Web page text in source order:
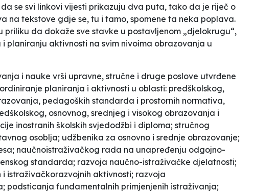
se svi linkovi vijesti prikazuju dva puta, tako da je riječ o
na tekstove gdje se, tu i tamo, spomene ta neka poplava.
priliku da dokaže sve stavke u postavljenom „djelokrugu“,
planiranju aktivnosti na svim nivoima obrazovanja u
i nauke vrši upravne, stručne i druge poslove utvrđene
planiranja i aktivnosti u oblasti: predškolskog,
pedagoških standarda i prostornih normativa,
osnovnog, srednjeg i visokog obrazovanja i
inostranih školskih svjedodžbi i diploma; stručnog
osoblja; udžbenika za osnovno i srednje obrazovanje;
naučnoistraživačkog rada na unapređenju odgojno-
standarda; razvoja naučno-istraživačke djelatnosti;
istraživačkorazvojnih aktivnosti; razvoja
podsticanja fundamentalnih primjenjenih istraživanja;